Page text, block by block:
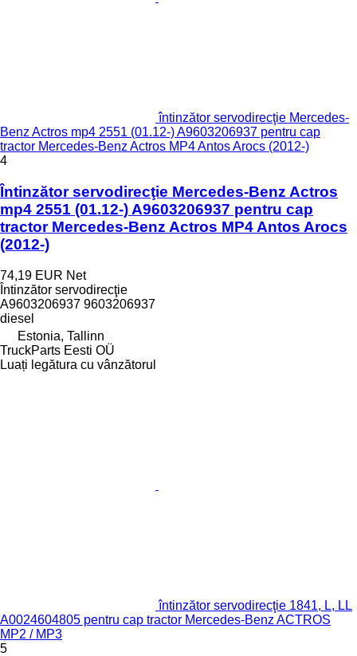
întinzător servodirecţie Mercedes-
Benz Actros mp4 2551 (01.12-) A9603206937 pentru cap
tractor Mercedes-Benz Actros MP4 Antos Arocs (2012-)
4
Întinzător servodirecţie Mercedes-Benz Actros
mp4 2551 (01.12-) A9603206937 pentru cap
tractor Mercedes-Benz Actros MP4 Antos Arocs
(2012-)
74,19 EUR Net
Întinzător servodirecţie
A9603206937 9603206937
diesel
Estonia, Tallinn
TruckParts Eesti OÜ
Luați legătura cu vânzătorul
întinzător servodirecţie 1841, L, LL
A0024604805 pentru cap tractor Mercedes-Benz ACTROS
MP2 / MP3
5